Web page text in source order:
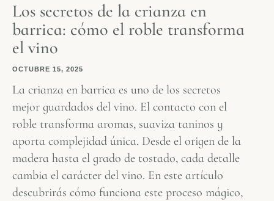
Los secretos de la crianza en
barrica: cómo el roble transforma
el vino
OCTUBRE 15, 2025
La crianza en barrica es uno de los secretos
mejor guardados del vino. El contacto con el
roble transforma aromas, suaviza taninos y
aporta complejidad única. Desde el origen de la
madera hasta el grado de tostado, cada detalle
cambia el carácter del vino. En este artículo
descubrirás cómo funciona este proceso mágico,